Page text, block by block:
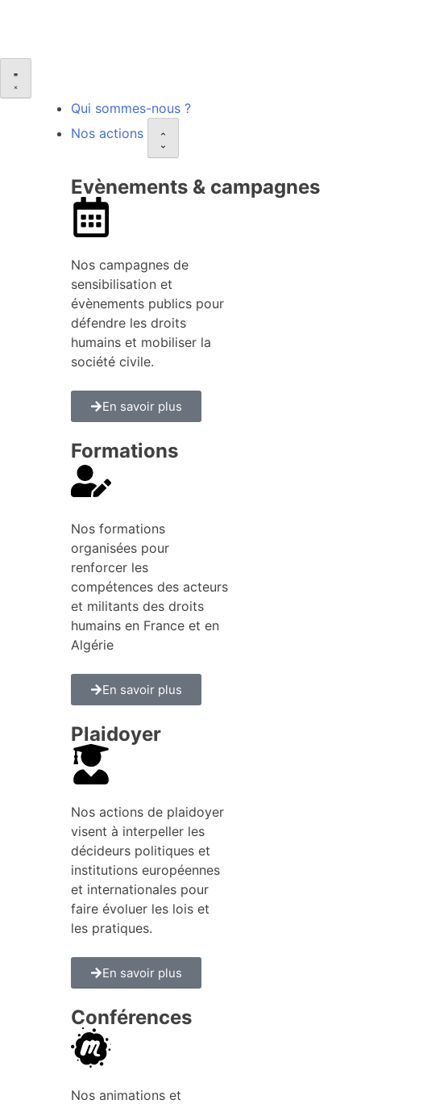
Qui sommes-nous ?
Nos actions
Evènements & campagnes
Nos campagnes de
sensibilisation et
évènements publics pour
défendre les droits
humains et mobiliser la
société civile.
En savoir plus
Formations
Nos formations
organisées pour
renforcer les
compétences des acteurs
et militants des droits
humains en France et en
Algérie
En savoir plus
Plaidoyer
Nos actions de plaidoyer
visent à interpeller les
décideurs politiques et
institutions européennes
et internationales pour
faire évoluer les lois et
les pratiques.
En savoir plus
Conférences
Nos animations et